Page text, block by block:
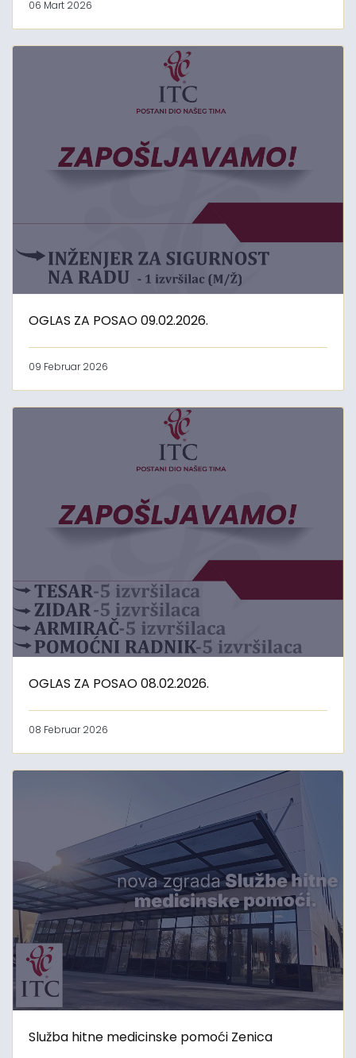
06 Mart 2026
OGLAS ZA POSAO 09.02.2026.
09 Februar 2026
OGLAS ZA POSAO 08.02.2026.
08 Februar 2026
Služba hitne medicinske pomoći Zenica